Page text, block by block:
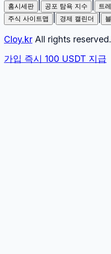
홈시세판 공포 탐욕 지수 트
주식 사이트맵 경제 캘린더
Cloy.kr All rights reserved.
가입 즉시 100 USDT 지급